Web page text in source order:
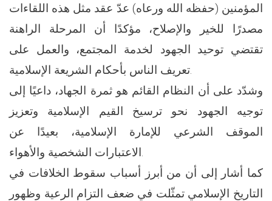
المؤمنين (حفظه الله ورعاه) عدّ عقد مثل هذه اللقاءات
مصدرًا للخير والإصلاح، مؤكدًا أن المرحلة الراهنة
تقتضي توحيد الجهود لخدمة المجتمع، والعمل على
تعريف الناس بأحكام الشريعة الإسلامية.
وشدّد على أن النظام القائم هو ثمرة الجهاد، داعيًا إلى
توجيه الجهود نحو ترسيخ القيم الإسلامية وتعزيز
الموقف الشرعي للإمارة الإسلامية، بعيدًا عن
الاعتبارات الشخصية والأهواء.
كما أشار إلى أن من أبرز أسباب سقوط الخلافات في
التاريخ الإسلامي تمثّلت في ضعف التزام الرعية وظهور